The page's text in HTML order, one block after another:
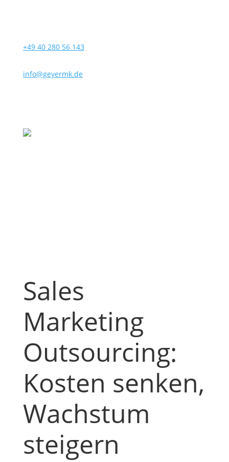
+49 40 280 56 143
info@geyermk.de
Sales
Marketing
Outsourcing:
Kosten senken,
Wachstum
steigern